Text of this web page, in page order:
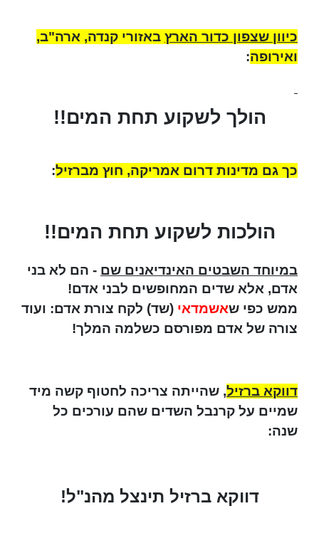
כיוון שצפון כדור הארץ באזורי קנדה, ארה"ב,
ואירופה:
הולך לשקוע תחת המים!!
כך גם מדינות דרום אמריקה, חוץ מברזיל:
הולכות לשקוע תחת המים!!
במיוחד השבטים האינדיאנים שם - הם לא בני
אדם, אלא שדים המחופשים לבני אדם!
ממש כפי שאשמדאי (שד) לקח צורת אדם: ועוד
צורה של אדם מפורסם כשלמה המלך!
דווקא ברזיל, שהייתה צריכה לחטוף קשה מיד
שמיים על קרנבל השדים שהם עורכים כל
שנה:
דווקא ברזיל תינצל מהנ"ל!